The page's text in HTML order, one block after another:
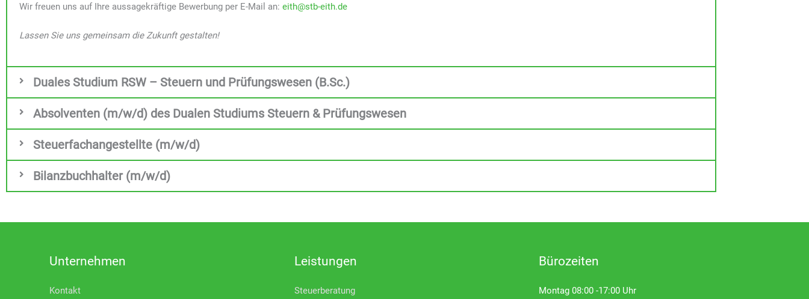
Wir freuen uns auf Ihre aussagekräftige Bewerbung per E-Mail an: eith@stb-eith.de
Lassen Sie uns gemeinsam die Zukunft gestalten!
Duales Studium RSW – Steuern und Prüfungswesen (B.Sc.)
Absolventen (m/w/d) des Dualen Studiums Steuern & Prüfungswesen
Steuerfachangestellte (m/w/d)
Bilanzbuchhalter (m/w/d)
Unternehmen
Kontakt
Leistungen
Steuerberatung
Bürozeiten
Montag 08:00 -17:00 Uhr